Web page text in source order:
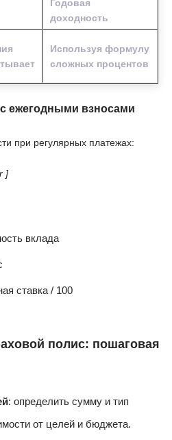
Годовая
доходность
Используя формулу
сложных процентов
ежегодными взносами
при регулярных платежах:
]
вклада
ставка / 100
полис: пошаговая
: определить сумму и тип
от целей и бюджета.